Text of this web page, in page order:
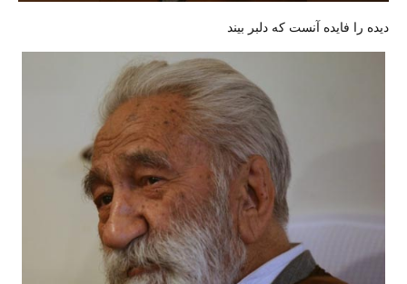
دیده را فایده آنست که دلبر بیند